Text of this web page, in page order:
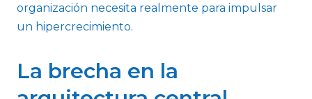
organización necesita realmente para impulsar
un hipercrecimiento.
La brecha en la